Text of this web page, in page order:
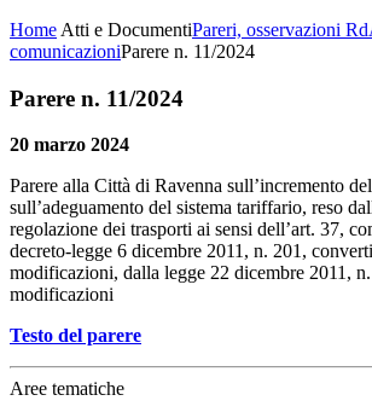
Home Atti e DocumentiPareri, osservazioni
comunicazioniParere n. 11/2024
Parere n. 11/2024
20 marzo 2024
Parere alla Città di Ravenna sull’incremento
sull’adeguamento del sistema tariffario, reso
regolazione dei trasporti ai sensi dell’art. 37,
decreto-legge 6 dicembre 2011, n. 201,
modificazioni, dalla legge 22 dicembre 2011,
modificazioni
Testo del parere
Aree tematiche